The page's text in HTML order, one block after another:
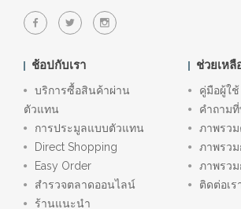
ช้อปกับเรา
บริการซื้อสินค้าผ่าน
ตัวแทน
การประมูลแบบตัวแทน
Direct Shopping
Easy Order
สำรวจตลาดออนไลน์
ร้านแนะนำ
ช่วยเห
คู่มือผู้ใช้
คำถาม
ภาพรว
ภาพรวม
ภาพรวม
ติดต่อเร